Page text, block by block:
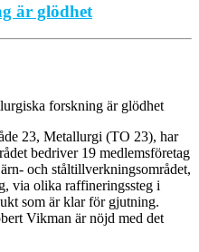
är glödhet
23, Metallurgi (TO 23), har
bedriver 19 medlemsföretag
och ståltillverkningsområdet,
via olika raffineringssteg i
som är klar för gjutning.
Vikman är nöjd med det